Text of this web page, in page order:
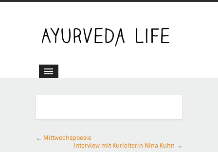
← Mittwochspoesie
Interview mit Kurleiterin Nina Kuhn →